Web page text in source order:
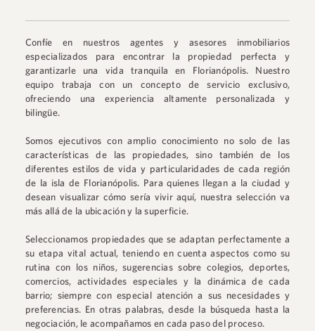
Confíe en nuestros agentes y asesores inmobiliarios
especializados para encontrar la propiedad perfecta y
garantizarle una vida tranquila en Florianópolis. Nuestro
equipo trabaja con un concepto de servicio exclusivo,
ofreciendo una experiencia altamente personalizada y
bilingüe.
Somos ejecutivos con amplio conocimiento no solo de las
características de las propiedades, sino también de los
diferentes estilos de vida y particularidades de cada región
de la isla de Florianópolis. Para quienes llegan a la ciudad y
desean visualizar cómo sería vivir aquí, nuestra selección va
más allá de la ubicación y la superficie.
Seleccionamos propiedades que se adaptan perfectamente a
su etapa vital actual, teniendo en cuenta aspectos como su
rutina con los niños, sugerencias sobre colegios, deportes,
comercios, actividades especiales y la dinámica de cada
barrio; siempre con especial atención a sus necesidades y
preferencias. En otras palabras, desde la búsqueda hasta la
negociación, le acompañamos en cada paso del proceso.